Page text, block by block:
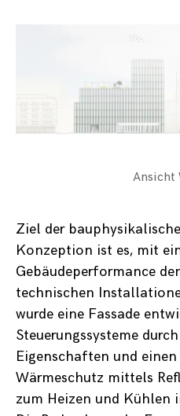
Ansicht
Ziel der
Konzeption ist es, mit
Gebäudeperformance
technischen
wurde eine Fassade
Steuerungssysteme
Eigenschaften und
Wärmeschutz mittels
zum Heizen und Kühlen